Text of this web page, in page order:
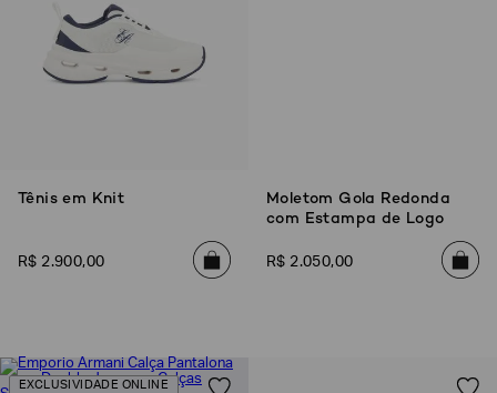
Tênis em Knit
R$ 2.900,00
Moletom Gola Redonda
com Estampa de Logo
R$ 2.050,00
EXCLUSIVIDADE ONLINE